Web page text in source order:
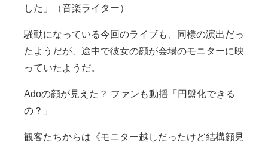
した」（音楽ライター）
騒動になっている今回のライブも、同様の演出だっ
たようだが、途中で彼女の顔が会場のモニターに映
っていたようだ。
Adoの顔が見えた？ ファンも動揺「円盤化できる
の？」
観客たちからは《モニター越しだったけど結構顔見